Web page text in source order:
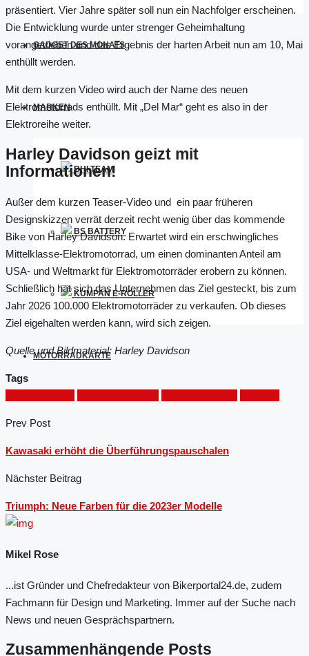
GADGET DES MONATS
MARKEN
BHI TEAM
BS BATTERY
KUMPAN E-ROLLER
MOTORRADKARTE
präsentiert. Vier Jahre später soll nun ein Nachfolger erscheinen.
Die Entwicklung wurde unter strenger Geheimhaltung
vorangetrieben und das Ergebnis der harten Arbeit nun am 10, Mai
enthüllt werden.
Mit dem kurzen Video wird auch der Name des neuen
Elektromotorrads enthüllt. Mit „Del Mar“ geht es also in der
Elektroreihe weiter.
Harley Davidson geizt mit
Informationen!
Außer dem kurzen Teaser-Video und ein paar früheren
Designskizzen verrät derzeit recht wenig über das kommende
Bike von Harley Davidson. Erwartet wird ein erschwingliches
Mittelklasse-Elektromotorrad, um einen dominanten Anteil am
USA- und Weltmarkt für Elektromotorräder erobern zu können.
Schließlich hat sich das Unternehmen das Ziel gesteckt, bis zum
Jahr 2026 100.000 Elektromotorräder zu verkaufen. Ob dieses
Ziel eigehalten werden kann, wird sich zeigen.
Quelle und Bildmaterial: Harley Davidson
Tags
Prev Post
Kawasaki erhöht die Überführungspauschalen
Nächster Beitrag
Triumph: Neue Farben für die 2023er Modelle
Mikel Rose
...ist Gründer und Chefredakteur von Bikerportal24.de, zudem
Fachmann für Design und Marketing. Immer auf der Suche nach
News und neuen Gesprächspartnern.
Zusammenhängende Posts